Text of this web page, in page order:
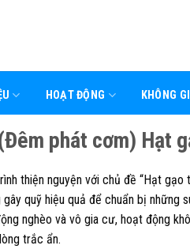
HOẠT ĐỘNG KHÔNG
phát cơm) Hạt
thiện nguyện với chủ đề “Hạt
quỹ hiệu quả để chuẩn bị
nghèo và vô gia cư, hoạt động
trắc ẩn.